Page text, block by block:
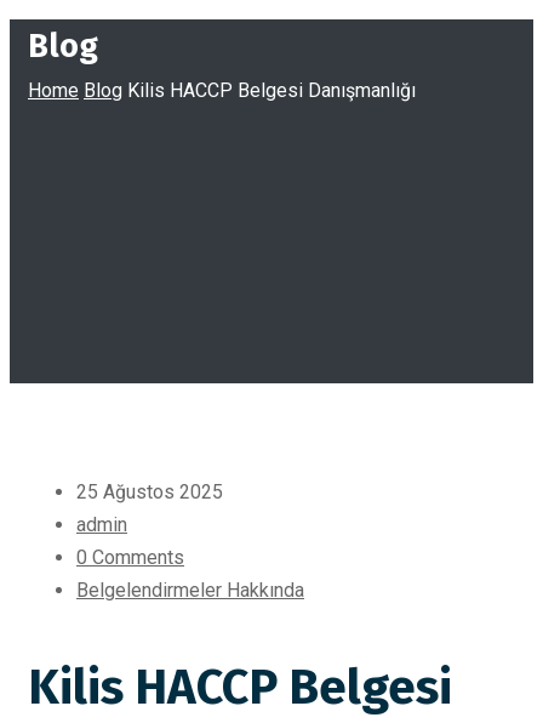
Blog
Home Blog Kilis HACCP Belgesi Danışmanlığı
25 Ağustos 2025
admin
0 Comments
Belgelendirmeler Hakkında
Kilis HACCP Belgesi